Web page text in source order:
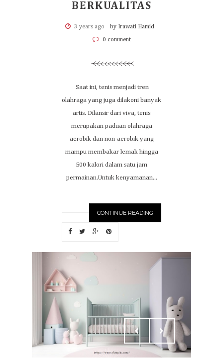
BERKUALITAS
3 years ago by Irawati Hamid
0 comment
Saat ini, tenis menjadi tren
olahraga yang juga dilakoni banyak
artis. Dilansir dari viva, tenis
merupakan paduan olahraga
aerobik dan non-aerobik yang
mampu membakar lemak hingga
500 kalori dalam satu jam
permainan.Untuk kenyamanan...
CONTINUE READING